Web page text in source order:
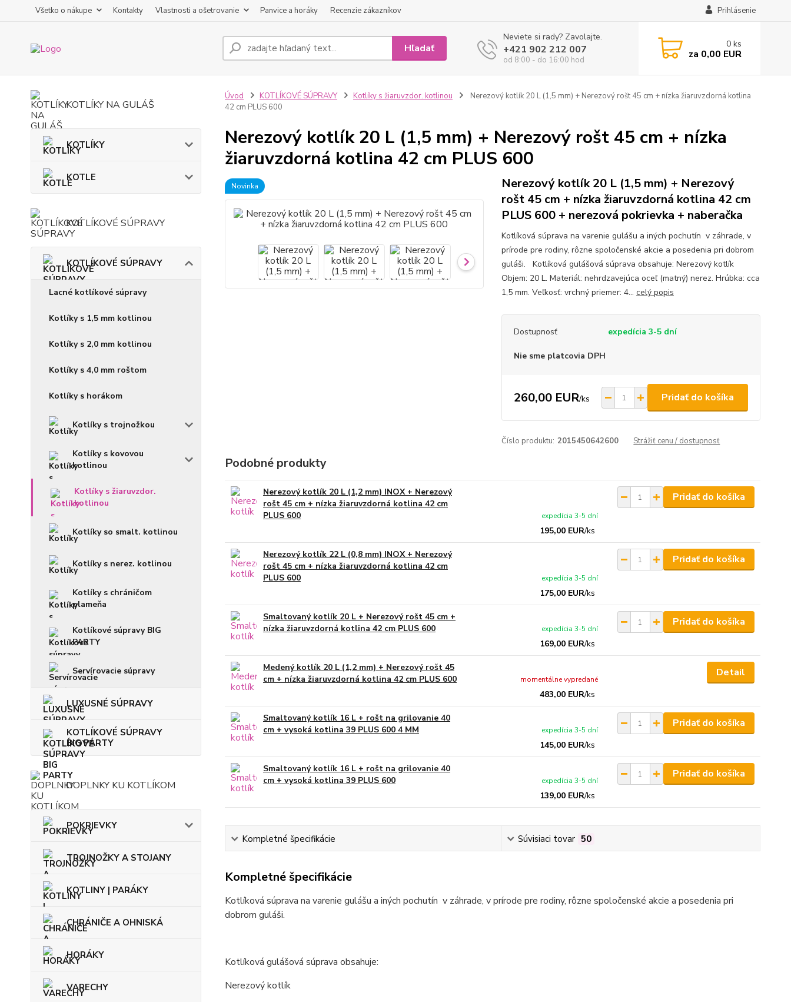
Všetko o nákupe Kontakty Vlastnosti a ošetrovanie Panvice a horáky Recenzie zákazníkov Prihlásenie
Hľadať
Neviete si rady? Zavolajte.
+421 902 212 007
od 8:00 - do 16:00 hod
0 ks
za 0,00 EUR
KOTLÍKY NA GULÁŠ
KOTLÍKY
KOTLE
KOTLÍKOVÉ SÚPRAVY
KOTLÍKOVÉ SÚPRAVY
Lacné kotlíkové súpravy
Kotlíky s 1,5 mm kotlinou
Kotlíky s 2,0 mm kotlinou
Kotlíky s 4,0 mm roštom
Kotlíky s horákom
Kotlíky s trojnožkou
Kotlíky s kovovou
kotlinou
Kotlíky s žiaruvzdor.
kotlinou
Kotlíky so smalt. kotlinou
Kotlíky s nerez. kotlinou
Kotlíky s chráničom
plameňa
Kotlíkové súpravy BIG
PARTY
Servírovacie súpravy
LUXUSNÉ SÚPRAVY
KOTLÍKOVÉ SÚPRAVY
BIG PARTY
DOPLNKY KU KOTLÍKOM
POKRIEVKY
TROJNOŽKY A STOJANY
KOTLINY | PARÁKY
CHRÁNIČE A OHNISKÁ
HORÁKY
VARECHY
Úvod KOTLÍKOVÉ SÚPRAVY Kotlíky s žiaruvzdor. kotlinou
Nerezový kotlík 20 L (1,5 mm) + Nerezový rošt 45 cm + nízka žiaruvzdorná kotlina
42 cm PLUS 600
Nerezový kotlík 20 L (1,5 mm) + Nerezový rošt 45 cm + nízka
žiaruvzdorná kotlina 42 cm PLUS 600
Novinka
Nerezový kotlík 20 L (1,5 mm) + Nerezový
rošt 45 cm + nízka žiaruvzdorná kotlina 42 cm
PLUS 600 + nerezová pokrievka + naberačka
Kotlíková súprava na varenie gulášu a iných pochutín v záhrade, v
prírode pre rodiny, rôzne spoločenské akcie a posedenia pri dobrom
guláši. Kotlíková gulášová súprava obsahuje: Nerezový kotlík
Objem: 20 L. Materiál: nehrdzavejúca oceľ (matný) nerez. Hrúbka: cca
1,5 mm. Veľkosť: vrchný priemer: 4... celý popis
Dostupnosť expedícia 3-5 dní
Nie sme platcovia DPH
260,00 EUR/ks Pridať do košíka
Číslo produktu: 2015450642600 Strážiť cenu / dostupnosť
Podobné produkty
Nerezový kotlík 20 L (1,2 mm) INOX + Nerezový
rošt 45 cm + nízka žiaruvzdorná kotlina 42 cm
PLUS 600
195,00 EUR/ks
expedícia 3-5 dní
Pridať do košíka
Nerezový kotlík 22 L (0,8 mm) INOX + Nerezový
rošt 45 cm + nízka žiaruvzdorná kotlina 42 cm
PLUS 600
175,00 EUR/ks
expedícia 3-5 dní
Pridať do košíka
Smaltovaný kotlík 20 L + Nerezový rošt 45 cm +
nízka žiaruvzdorná kotlina 42 cm PLUS 600
169,00 EUR/ks
expedícia 3-5 dní
Pridať do košíka
Medený kotlík 20 L (1,2 mm) + Nerezový rošt 45
cm + nízka žiaruvzdorná kotlina 42 cm PLUS 600
483,00 EUR/ks
momentálne vypredané
Detail
Smaltovaný kotlík 16 L + rošt na grilovanie 40
cm + vysoká kotlina 39 PLUS 600 4 MM
145,00 EUR/ks
expedícia 3-5 dní
Pridať do košíka
Smaltovaný kotlík 16 L + rošt na grilovanie 40
cm + vysoká kotlina 39 PLUS 600
139,00 EUR/ks
expedícia 3-5 dní
Pridať do košíka
Kompletné špecifikácie Súvisiaci tovar 50
Kompletné špecifikácie
Kotlíková súprava na varenie gulášu a iných pochutín v záhrade, v prírode pre rodiny, rôzne spoločenské akcie a posedenia pri
dobrom guláši.
Kotlíková gulášová súprava obsahuje:
Nerezový kotlík